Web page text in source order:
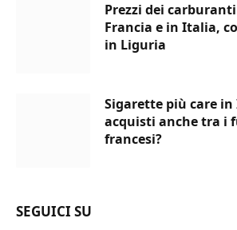
Prezzi dei
Francia e in Italia,
in Liguria
Sigarette più care
acquisti anche tra i
francesi?
SEGUICI SU